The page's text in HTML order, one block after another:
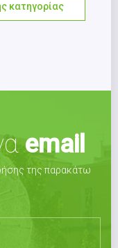
κατηγορίας
email
της παρακάτω